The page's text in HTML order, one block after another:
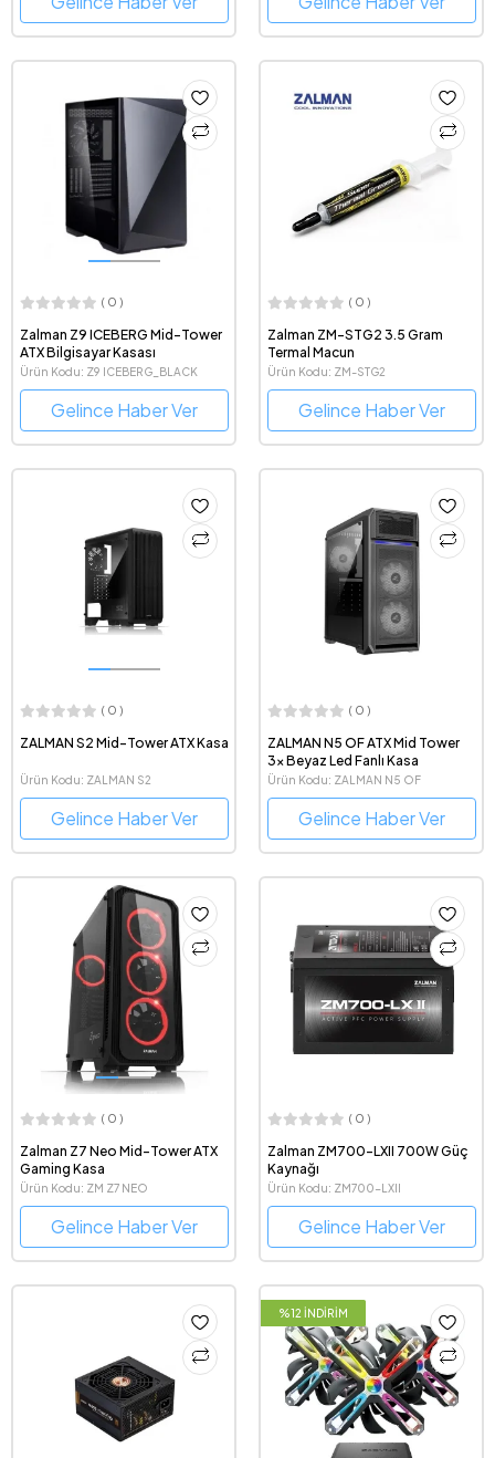
( 0 )
Zalman Z9 ICEBERG Mid-Tower
ATX Bilgisayar Kasası
Ürün Kodu: Z9 ICEBERG_BLACK
Gelince Haber Ver
( 0 )
Zalman ZM-STG2 3.5 Gram
Termal Macun
Ürün Kodu: ZM-STG2
Gelince Haber Ver
( 0 )
ZALMAN S2 Mid-Tower ATX Kasa
Ürün Kodu: ZALMAN S2
Gelince Haber Ver
( 0 )
ZALMAN N5 OF ATX Mid Tower
3x Beyaz Led Fanlı Kasa
Ürün Kodu: ZALMAN N5 OF
Gelince Haber Ver
( 0 )
Zalman Z7 Neo Mid-Tower ATX
Gaming Kasa
Ürün Kodu: ZM Z7 NEO
Gelince Haber Ver
( 0 )
Zalman ZM700-LXII 700W Güç
Kaynağı
Ürün Kodu: ZM700-LXII
Gelince Haber Ver
%12 İNDİRİM